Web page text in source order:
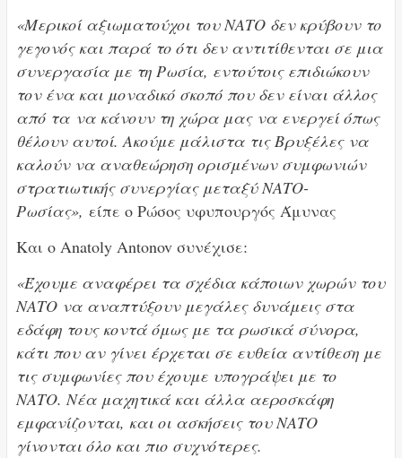
«Μερικοί αξιωματούχοι του ΝΑΤΟ δεν κρύβουν το
γεγονός και παρά το ότι δεν αντιτίθενται σε μια
συνεργασία με τη Ρωσία, εντούτοις επιδιώκουν
τον ένα και μοναδικό σκοπό που δεν είναι άλλος
από τα να κάνουν τη χώρα μας να ενεργεί όπως
θέλουν αυτοί. Ακούμε μάλιστα τις Βρυξέλες να
καλούν να αναθεώρηση ορισμένων συμφωνιών
στρατιωτικής συνεργίας μεταξύ ΝΑΤΟ-
Ρωσίας», είπε ο Ρώσος υφυπουργός Άμυνας
Και ο Anatoly Antonov συνέχισε:
«Έχουμε αναφέρει τα σχέδια κάποιων χωρών του
ΝΑΤΟ να αναπτύξουν μεγάλες δυνάμεις στα
εδάφη τους κοντά όμως με τα ρωσικά σύνορα,
κάτι που αν γίνει έρχεται σε ευθεία αντίθεση με
τις συμφωνίες που έχουμε υπογράψει με το
ΝΑΤΟ. Νέα μαχητικά και άλλα αεροσκάφη
εμφανίζονται, και οι ασκήσεις του ΝΑΤΟ
γίνονται όλο και πιο συχνότερες.